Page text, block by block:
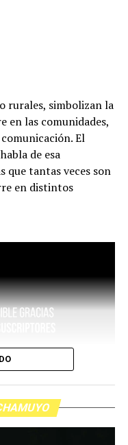
rurales, simbolizan la
en las comunidades,
El
de esa
que tantas veces son
en distintos